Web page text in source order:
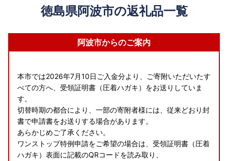
徳島県阿波市の返礼品一覧
阿波市からのご案内
本市では2026年7月10日ご入金分より、ご寄附いただいたす
べての方へ、受領証明書（圧着ハガキ）をお送りしていま
す。
切替時期の都合により、一部の寄附者様には、従来どおり封
書で申請書をお送りする場合があります。
あらかじめご了承ください。
ワンストップ特例申請をご希望の場合は、受領証明書（圧着
ハガキ）表面に記載のQRコードを読み取り、